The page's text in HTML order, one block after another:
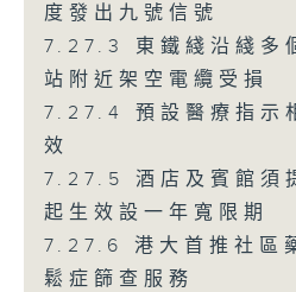
度發出九號信號
7.27.3 東鐵綫沿綫多
站附近架空電纜受損
7.27.4 預設醫療指示
效
7.27.5 酒店及賓館須
起生效設一年寬限期
7.27.6 港大首推社區
鬆症篩查服務